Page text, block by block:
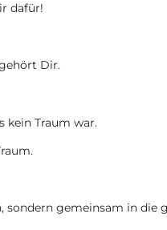
dafür!
Dir.
kein Traum war.
sondern gemeinsam in die